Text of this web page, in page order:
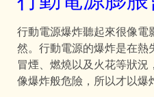
行動電源爆炸聽起來很像電
然。行動電源的爆炸是在熱
冒煙、燃燒以及火花等狀
像爆炸般危險，所以才以爆